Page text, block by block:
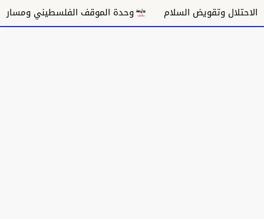
السلام وحدة الموقف الفلسطيني ومسار غزة